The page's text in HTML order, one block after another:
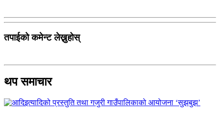
तपाईको कमेन्ट लेख्नुहोस्
थप समाचार